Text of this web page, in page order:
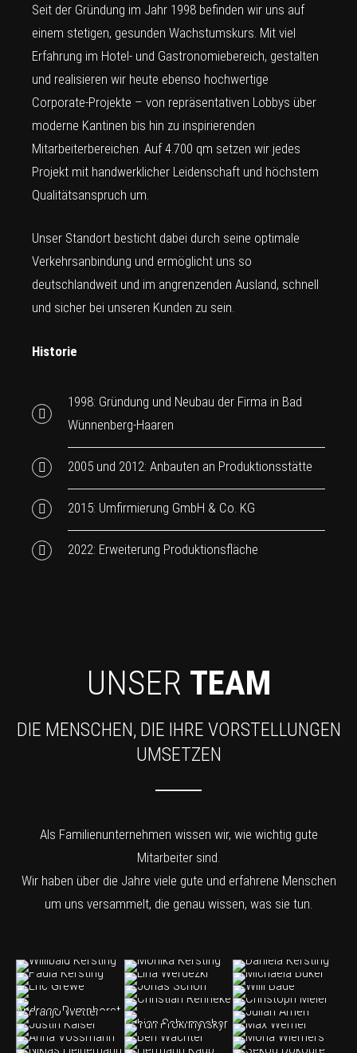
Seit der Gründung im Jahr 1998 befinden wir uns auf
einem stetigen, gesunden Wachstumskurs. Mit viel
Erfahrung im Hotel- und Gastronomiebereich, gestalten
und realisieren wir heute ebenso hochwertige
Corporate-Projekte – von repräsentativen Lobbys über
moderne Kantinen bis hin zu inspirierenden
Mitarbeiterbereichen. Auf 4.700 qm setzen wir jedes
Projekt mit handwerklicher Leidenschaft und höchstem
Qualitätsanspruch um.
Unser Standort besticht dabei durch seine optimale
Verkehrsanbindung und ermöglicht uns so
deutschlandweit und im angrenzenden Ausland, schnell
und sicher bei unseren Kunden zu sein.
Historie
1998: Gründung und Neubau der Firma in Bad
Wünnenberg-Haaren
2005 und 2012: Anbauten an Produktionsstätte
2015: Umfirmierung GmbH & Co. KG
2022: Erweiterung Produktionsfläche
UNSER TEAM
DIE MENSCHEN, DIE IHRE VORSTELLUNGEN
UMSETZEN
Als Familienunternehmen wissen wir, wie wichtig gute
Mitarbeiter sind.
Wir haben über die Jahre viele gute und erfahrene Menschen
um uns versammelt, die genau wissen, was sie tun.